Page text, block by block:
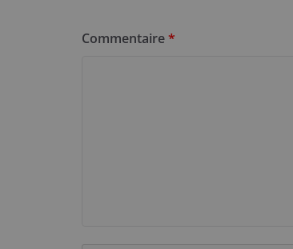
Commentaire*